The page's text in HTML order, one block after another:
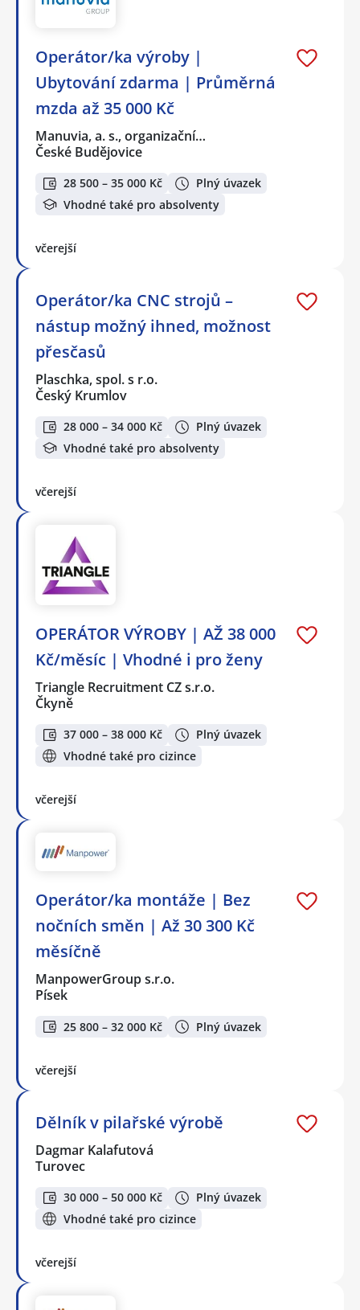
Operátor/ka výroby |
Ubytování zdarma | Průměrná
mzda až 35 000 Kč
Manuvia, a. s., organizační…
České Budějovice
28 500 – 35 000 Kč
Plný úvazek
Vhodné také pro absolventy
včerejší
Operátor/ka CNC strojů –
nástup možný ihned, možnost
přesčasů
Plaschka, spol. s r.o.
Český Krumlov
28 000 – 34 000 Kč
Plný úvazek
Vhodné také pro absolventy
včerejší
OPERÁTOR VÝROBY | AŽ 38 000
Kč/měsíc | Vhodné i pro ženy
Triangle Recruitment CZ s.r.o.
Čkyně
37 000 – 38 000 Kč
Plný úvazek
Vhodné také pro cizince
včerejší
Operátor/ka montáže | Bez
nočních směn | Až 30 300 Kč
měsíčně
ManpowerGroup s.r.o.
Písek
25 800 – 32 000 Kč Plný úvazek
včerejší
Dělník v pilařské výrobě
Dagmar Kalafutová
Turovec
30 000 – 50 000 Kč
Plný úvazek
Vhodné také pro cizince
včerejší